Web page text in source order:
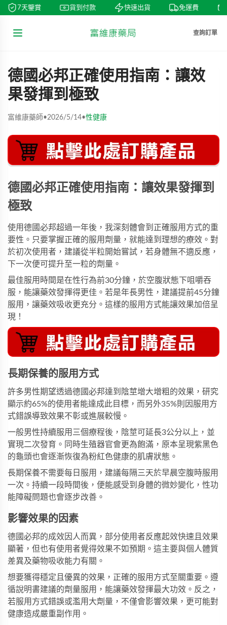
7天鑒賞 貨到付款 快速出貨 免運費
查詢訂單
德國必邦正確使用指南：讓效
果發揮到極致
富維康藥師•2026/5/14•性健康
德國必邦正確使用指南：讓效果發揮到
極致
使用德國必邦超過一年後，我深刻體會到正確服用方式的重
要性。只要掌握正確的服用劑量，就能達到理想的療效。對
於初次使用者，建議從半粒開始嘗試，若身體無不適反應，
下一次便可提升至一粒的劑量。
最佳服用時間是在性行為前30分鐘，於空腹狀態下咀嚼吞
服，能讓藥效發揮得更佳。若是年長男性，建議提前45分鐘
服用，讓藥效吸收更充分。這樣的服用方式能讓效果加倍呈
現！
長期保養的服用方式
許多男性期望透過德國必邦達到陰莖增大增粗的效果，研究
顯示約65%的使用者能達成此目標，而另外35%則因服用方
式錯誤導致效果不彰或進展較慢。
一般男性持續服用三個療程後，陰莖可延長3公分以上，並
實現二次發育。同時生殖器官會更為飽滿，原本呈現紫黑色
的龜頭也會逐漸恢復為粉紅色健康的肌膚狀態。
長期保養不需要每日服用，建議每隔三天於早晨空腹時服用
一次。持續一段時間後，便能感受到身體的微妙變化，性功
能障礙問題也會逐步改善。
影響效果的因素
德國必邦的成效因人而異，部分使用者反應起效快速且效果
顯著，但也有使用者覺得效果不如預期。這主要與個人體質
差異及藥物吸收能力有關。
想要獲得穩定且優異的效果，正確的服用方式至關重要。遵
循說明書建議的劑量服用，能讓藥效發揮最大功效。反之，
若服用方式錯誤或濫用大劑量，不僅會影響效果，更可能對
健康造成嚴重副作用。